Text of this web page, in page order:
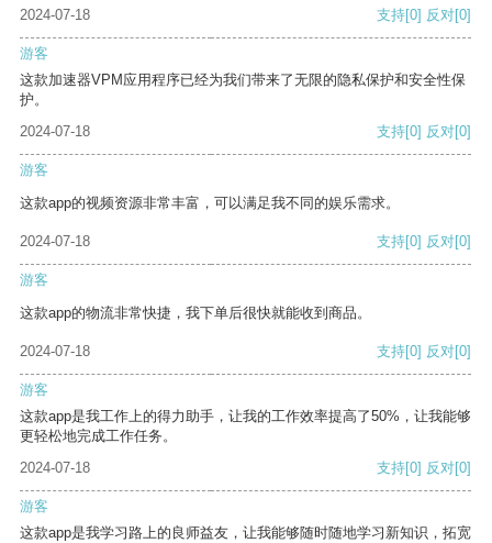
2024-07-18 支持[0] 反对[0]
游客
这款加速器VPM应用程序已经为我们带来了无限的隐私保护和安全性保
护。
2024-07-18
支持[0] 反对[0]
游客
这款app的视频资源非常丰富，可以满足我不同的娱乐需求。
2024-07-18 支持[0] 反对[0]
游客
这款app的物流非常快捷，我下单后很快就能收到商品。
2024-07-18 支持[0] 反对[0]
游客
这款app是我工作上的得力助手，让我的工作效率提高了50%，让我能够
更轻松地完成工作任务。
2024-07-18
支持[0] 反对[0]
游客
这款app是我学习路上的良师益友，让我能够随时随地学习新知识，拓宽